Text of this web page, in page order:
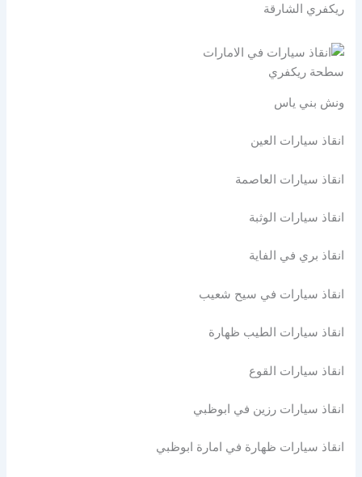
ريكفري الشارقة
سطحة ريكفري
ونش بني ياس
انقاذ سيارات العين
انقاذ سيارات العاصمة
انقاذ سيارات الوثبة
انقاذ بري في الفاية
انقاذ سيارات في سيح شعيب
انقاذ سيارات الطيب ظهارة
انقاذ سيارات القوع
انقاذ سيارات رزين في ابوظبي
انقاذ سيارات ظهارة في امارة ابوظبي